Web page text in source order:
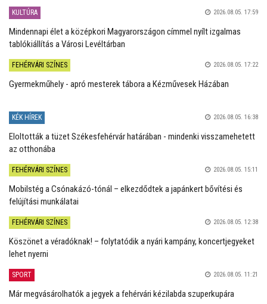
KULTÚRA 2026.08.05. 17:59
Mindennapi élet a középkori Magyarországon címmel nyílt izgalmas
tablókiállítás a Városi Levéltárban
FEHÉRVÁRI SZÍNES 2026.08.05. 17:22
Gyermekműhely - apró mesterek tábora a Kézművesek Házában
KÉK HÍREK 2026.08.05. 16:38
Eloltották a tüzet Székesfehérvár határában - mindenki visszamehetett
az otthonába
FEHÉRVÁRI SZÍNES 2026.08.05. 15:11
Mobilstég a Csónakázó-tónál – elkezdődtek a japánkert bővítési és
felújítási munkálatai
FEHÉRVÁRI SZÍNES 2026.08.05. 12:38
Köszönet a véradóknak! – folytatódik a nyári kampány, koncertjegyeket
lehet nyerni
SPORT 2026.08.05. 11:21
Már megvásárolhatók a jegyek a fehérvári kézilabda szuperkupára